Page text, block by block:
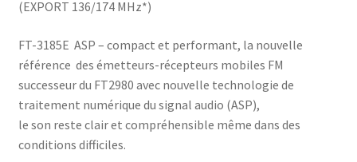
(EXPORT 136/174 MHz*)
FT-3185E ASP – compact et performant, la nouvelle
référence des émetteurs-récepteurs mobiles FM
successeur du FT2980 avec nouvelle technologie de
traitement numérique du signal audio (ASP),
le son reste clair et compréhensible même dans des
conditions difficiles.